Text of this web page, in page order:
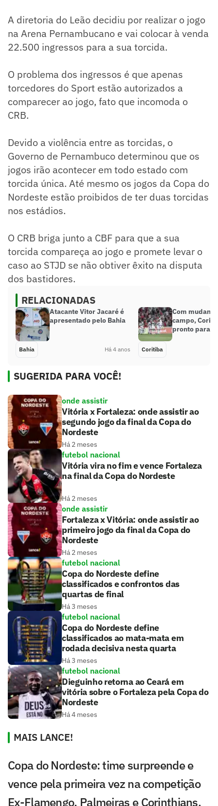
A diretoria do Leão decidiu por realizar o jogo
na Arena Pernambucano e vai colocar à venda
22.500 ingressos para a sua torcida.
O problema dos ingressos é que apenas
torcedores do Sport estão autorizados a
comparecer ao jogo, fato que incomoda o
CRB.
Devido a violência entre as torcidas, o
Governo de Pernambuco determinou que os
jogos irão acontecer em todo estado com
torcida única. Até mesmo os jogos da Copa do
Nordeste estão proibidos de ter duas torcidas
nos estádios.
O CRB briga junto a CBF para que a sua
torcida compareça ao jogo e promete levar o
caso ao STJD se não obtiver êxito na disputa
dos bastidores.
RELACIONADAS
Atacante Vitor Jacaré é
apresentado pelo Bahia
Bahia Há 4 anos
Com
campo,
pronto para
Coritiba
SUGERIDA PARA VOCÊ!
onde assistir
Vitória x Fortaleza: onde assistir ao
segundo jogo da final da Copa do
Nordeste
Há 2 meses
futebol nacional
Vitória vira no fim e vence Fortaleza
na final da Copa do Nordeste
Há 2 meses
onde assistir
Fortaleza x Vitória: onde assistir ao
primeiro jogo da final da Copa do
Nordeste
Há 2 meses
futebol nacional
Copa do Nordeste define
classificados e confrontos das
quartas de final
Há 3 meses
futebol nacional
Copa do Nordeste define
classificados ao mata-mata em
rodada decisiva nesta quarta
Há 3 meses
futebol nacional
Dieguinho retorna ao Ceará em
vitória sobre o Fortaleza pela Copa do
Nordeste
Há 4 meses
MAIS LANCE!
Copa do Nordeste: time surpreende e
vence pela primeira vez na competição
Ex-Flamengo, Palmeiras e Corinthians,